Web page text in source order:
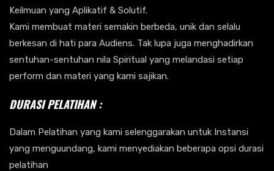
Keilmuan yang Aplikatif & Solutif.
Kami membuat materi semakin berbeda, unik dan selalu
berkesan di hati para Audiens. Tak lupa juga menghadirkan
sentuhan-sentuhan nila Spiritual yang melandasi setiap
perform dan materi yang kami sajikan.
DURASI PELATIHAN :
Dalam Pelatihan yang kami selenggarakan untuk Instansi
yang menguundang, kami menyediakan beberapa opsi durasi
pelatihan